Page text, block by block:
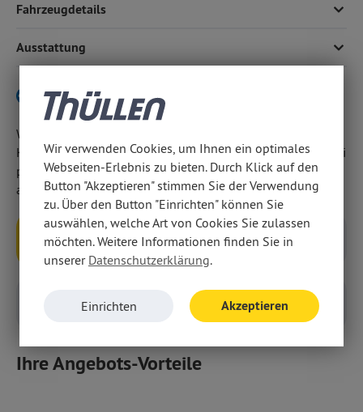
Einparkhilfe hinten,
17''-Leichtmetallfelgen.
Ausstattungsvarianten des Hyundai Tucson!
Fahrzeugdetails
Ausstattung
Verbrenner-Variante hier klicken
Wir weisen darauf hin, dass wir den Abschluss eines
Kaufvertrages zu diesem Angebot ausschließlich vor Ort bei
persönlicher Anwesenheit in unseren Geschäftsräumen
anbieten.
Anfragen
Probefahrt Inzahlungnahme
Ihre Angebots-Vorteile
Wir verwenden Cookies, um Ihnen ein optimales
Webseiten-Erlebnis zu bieten. Durch Klick auf den
Button "Akzeptieren" stimmen Sie der Verwendung
zu. Über den Button "Einrichten" können Sie
auswählen, welche Art von Cookies Sie zulassen
möchten. Weitere Informationen finden Sie in
unserer Datenschutzerklärung.
Einrichten Akzeptieren